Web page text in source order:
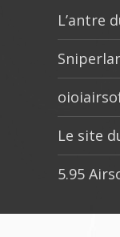
L’antre
Le site
5.95